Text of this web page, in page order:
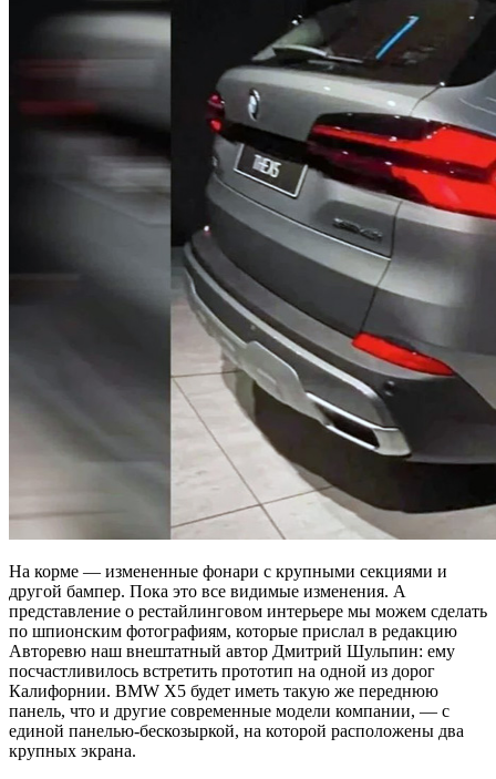
На корме — измененные фонари с крупными секциями и
другой бампер. Пока это все видимые изменения. А
представление о рестайлинговом интерьере мы можем сделать
по шпионским фотографиям, которые прислал в редакцию
Авторевю наш внештатный автор Дмитрий Шульпин: ему
посчастливилось встретить прототип на одной из дорог
Калифорнии. BMW X5 будет иметь такую же переднюю
панель, что и другие современные модели компании, — с
единой панелью-бескозыркой, на которой расположены два
крупных экрана.